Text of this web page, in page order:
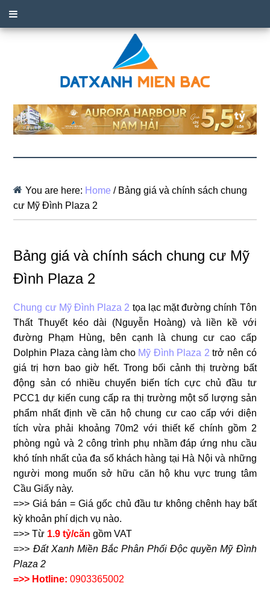
You are here: Home /Bảng giá và chính sách chung
cư Mỹ Đình Plaza 2
Bảng giá và chính sách chung cư Mỹ
Đình Plaza 2
Chung cư Mỹ Đình Plaza 2 tọa lạc mặt đường chính Tôn
Thất Thuyết kéo dài (Nguyễn Hoàng) và liền kề với
đường Phạm Hùng, bên cạnh là chung cư cao cấp
Dolphin Plaza càng làm cho Mỹ Đình Plaza 2 trở nên có
giá trị hơn bao giờ hết. Trong bối cảnh thị trường bất
động sản có nhiều chuyển biến tích cực chủ đầu tư
PCC1 dự kiến cung cấp ra thị trường một số lượng sản
phẩm nhất định về căn hộ chung cư cao cấp với diện
tích vừa phải khoảng 70m2 với thiết kế chính gồm 2
phòng ngủ và 2 công trình phụ nhầm đáp ứng nhu cầu
khó tính nhất của đa số khách hàng tại Hà Nội và những
người mong muốn sở hữu căn hộ khu vực trung tâm
Cầu Giấy này.
=>> Giá bán = Giá gốc chủ đầu tư không chênh hay bất
kỳ khoản phí dịch vụ nào.
=>> Từ 1.9 tỷ/căn gồm VAT
=>> Đất Xanh Miền Bắc Phân Phối Độc quyền Mỹ Đình
Plaza 2
=>> Hotline:0903365002